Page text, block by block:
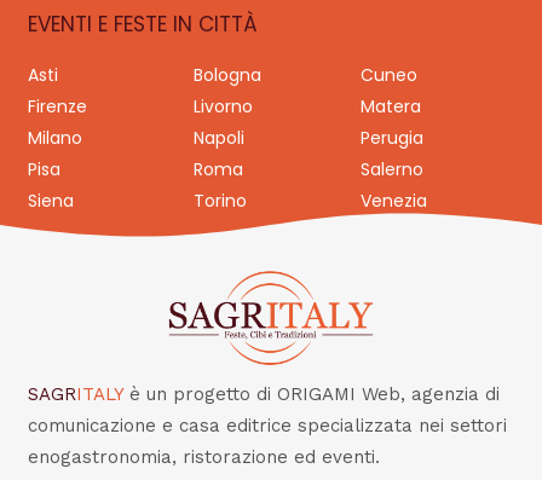
EVENTI E FESTE IN CITTÀ
Asti Bologna
Cuneo
Firenze
Livorno
Matera
Milano
Napoli
Perugia
Pisa
Roma
Salerno
Siena
Torino Venezia
SAGRITALY è un progetto di ORIGAMI Web, agenzia di
comunicazione e casa editrice specializzata nei settori
enogastronomia, ristorazione ed eventi.